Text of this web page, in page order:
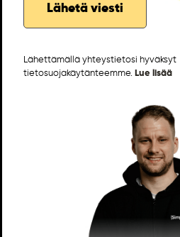
Lähettämällä yhteystietosi hyväksyt
tietosuojakäytänteemme. Lue lisää